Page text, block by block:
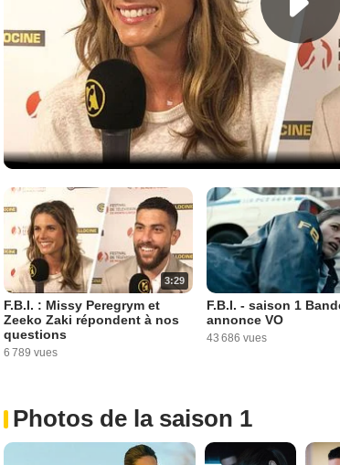
3:29
F.B.I. : Missy Peregrym et
Zeeko Zaki répondent à nos
questions
6 789 vues
F.B.I. - saison 1
annonce VO
43 686 vues
Photos de la saison 1